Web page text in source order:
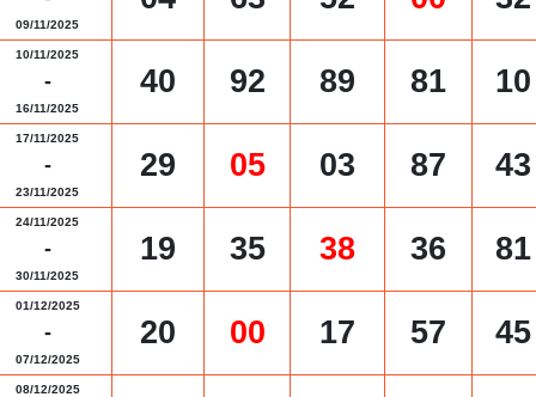
09/11/2025
10/11/2025
-
16/11/2025
40 92 89 81 10
17/11/2025
-
23/11/2025
29 05 03 87 43
24/11/2025
-
30/11/2025
19 35 38 36 81
01/12/2025
-
07/12/2025
20 00 17 57 45
08/12/2025